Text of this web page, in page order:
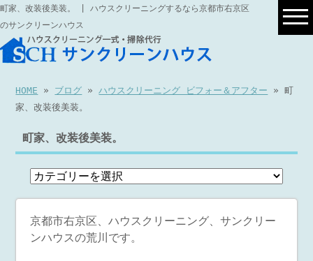
町家、改装後美装。 | ハウスクリーニングするなら京都市右京区
のサンクリーンハウス
HOME » ブログ »ハウスクリーニング ビフォー＆アフター » 町
家、改装後美装。
町家、改装後美装。
京都市右京区、ハウスクリーニング、サンクリー
ンハウスの荒川です。